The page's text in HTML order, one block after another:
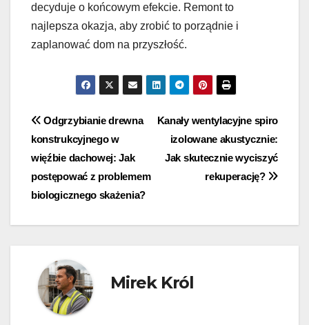
decyduje o końcowym efekcie. Remont to
najlepsza okazja, aby zrobić to porządnie i
zaplanować dom na przyszłość.
Nawigacja
wpisu
Kanały wentylacyjne spiro
izolowane akustycznie:
Jak skutecznie wyciszyć
rekuperację?
Odgrzybianie drewna
konstrukcyjnego w
więźbie dachowej: Jak
postępować z problemem
biologicznego skażenia?
Mirek Król